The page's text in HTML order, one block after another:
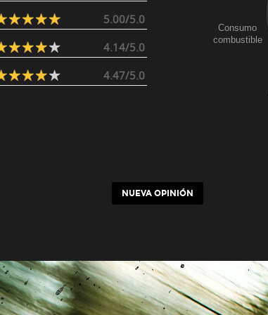
5.00/5.0
4.14/5.0
4.47/5.0
Consumo
combustible
NUEVA OPINIÓN